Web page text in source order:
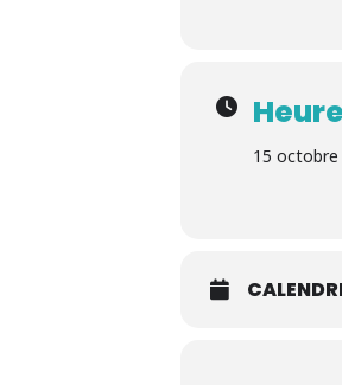
Heure
15 octobre